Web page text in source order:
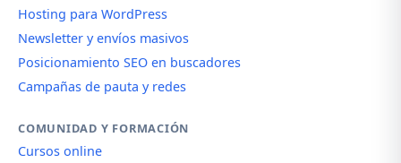
Hosting para WordPress
Newsletter y envíos masivos
Posicionamiento SEO en buscadores
Campañas de pauta y redes
COMUNIDAD Y FORMACIÓN
Cursos online